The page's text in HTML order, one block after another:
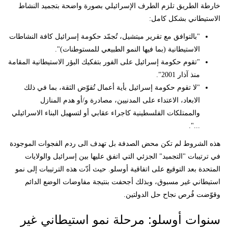
خارطة الطريق تلزم الطرف الإسرائيلي بصورة واضحة بتجميد النشاط
الاستيطاني بشكل كامل:
"بالتوافق مع تقرير ميتشيل، تُجمّد حكومة إسرائيل كافة النشاطات
الاستيطانية (بما فيها النمو الطبيعي للمستوطنات)".
"تقوم حكومة إسرائيل على الفور بتفكيك البؤر الاستيطانية المقامة
منذ آذار 2001".
"لا تقوم حكومة إسرائيل بأية أعمال تُقوّض الثقة، بما في ذلك
الابعاد، الاعتداء على المدنيين، مصادرة و/أو هدم المنازل
والممتلكات الفلسطينية كاجراء عقابي أو لتسهيل البناء الاسرائيلي
...".
هذه الشروط لم تكن محض الصدفة بل تهدف الى ردم الفجوات الموجودة
في ترتيبات "التجميد" الجزئي التي اتفق عليها بين إسرائيل والولايات
المتحدة بعد التوقيع على اتفاقية أوسلو. حيث أدّت هذه الترتيبات إلى نمو
استيطاني غير مسبوق، وبذلك أجحفت بنتيجة مفاوضات الوضع الدائم
وقوّضت فُرص نجاح حل الدولتين.
سنوات أوسلو: مرحلة نمو استيطاني غير